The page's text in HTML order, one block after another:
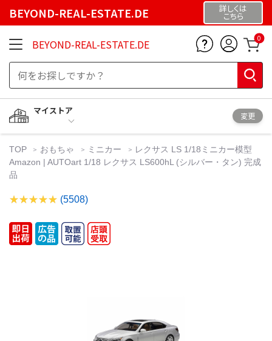
BEYOND-REAL-ESTATE.DE 詳しくは
こちら
BEYOND-REAL-ESTATE.DE 0
マイストア
変更
TOP おもちゃ ミニカー
レクサス LS 1/18ミニカー模型
Amazon | AUTOart 1/18 レクサス LS600hL (シルバー・タン) 完成
品
(5508)